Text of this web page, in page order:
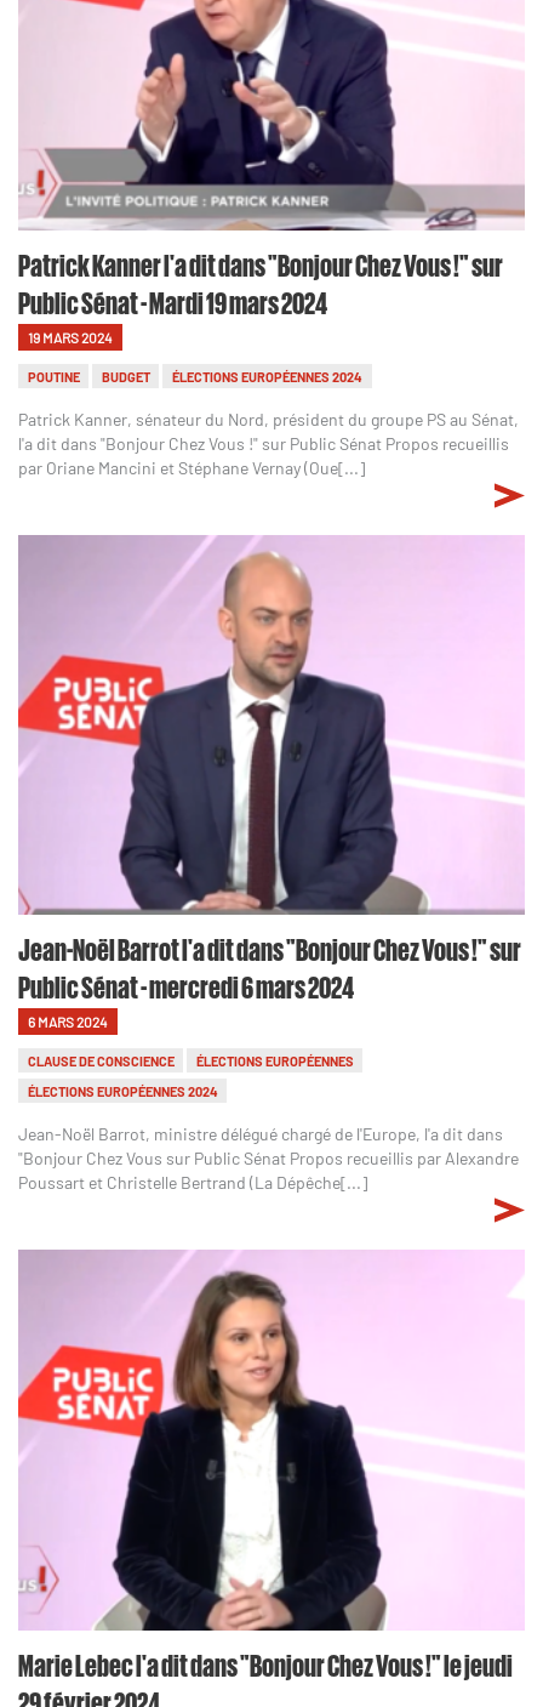
Patrick Kanner l'a dit dans "Bonjour Chez Vous !" sur
Public Sénat - Mardi 19 mars 2024
19 MARS 2024
POUTINE BUDGET ÉLECTIONS EUROPÉENNES 2024
Patrick Kanner, sénateur du Nord, président du groupe PS au Sénat,
l'a dit dans "Bonjour Chez Vous !" sur Public Sénat Propos recueillis
par Oriane Mancini et Stéphane Vernay (Oue[...]
Jean-Noël Barrot l'a dit dans "Bonjour Chez Vous !" sur
Public Sénat - mercredi 6 mars 2024
6 MARS 2024
CLAUSE DE CONSCIENCE
ÉLECTIONS EUROPÉENNES
ÉLECTIONS EUROPÉENNES 2024
Jean-Noël Barrot, ministre délégué chargé de l'Europe, l'a dit dans
"Bonjour Chez Vous sur Public Sénat Propos recueillis par Alexandre
Poussart et Christelle Bertrand (La Dépêche[...]
Marie Lebec l'a dit dans "Bonjour Chez Vous !" le jeudi
29 février 2024